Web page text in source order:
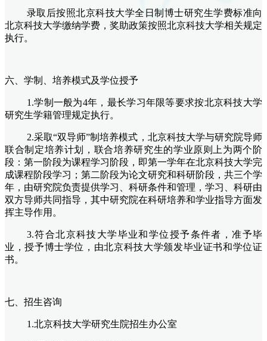
录取后按照北京科技大学全日制博士研究生学费标准向
北京科技大学缴纳学费，奖助政策按照北京科技大学相关规定
执行。
六 、学制、培养模式及学位授予
1.学制一般为4年，最长学习年限等要求按北京科技大学
研究生学籍管理规定执行。
2.采取“双导师”制培养模式，北京科技大学与研究院导师
联合制定培养计划，联合培养研究生的学业原则上为两个阶
段：第一阶段为课程学习阶段，即第一学年在北京科技大学完
成课程阶段学习；第二阶段为论文研究和科研阶段，共三个学
年，由研究院负责提供学习、科研条件和管理 ， 学习、科研由
双方导师共同指导，其中研究院在科研培养和学业指导方面发
挥主导作用。
3.符合北京科技大学毕业和学位授予条件者，准予毕
业，授予博士学位，由北京科技大学颁发毕业证书和学位证
书。
七、招生咨询
1.北京科技大学研究生院招生办公室